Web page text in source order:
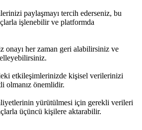
paylaşmayı tercih ederseniz, bu
işlenebilir ve platformda
onayı her zaman geri alabilirsiniz ve
etkileşimlerinizde kişisel verilerinizi
olmanız önemlidir.
yürütülmesi için gerekli verileri
üçüncü kişilere aktarabilir.